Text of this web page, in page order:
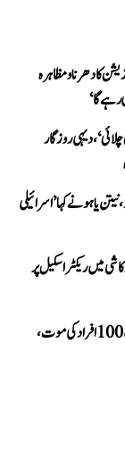
کا دھرنا و مظاہرہ
رہے گا‘
دیہی روزگار
یاہو نے کہا ’اسرائیلی
اترکاشی میں ریکٹر اسکیل پر
سیلاب کے سبب تباہی! آسام میں اب تک 100 افراد کی موت،